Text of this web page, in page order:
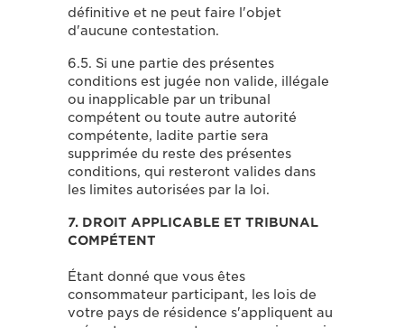
définitive et ne peut faire l'objet
d'aucune contestation.
6.5. Si une partie des présentes
conditions est jugée non valide, illégale
ou inapplicable par un tribunal
compétent ou toute autre autorité
compétente, ladite partie sera
supprimée du reste des présentes
conditions, qui resteront valides dans
les limites autorisées par la loi.
7. DROIT APPLICABLE ET TRIBUNAL
COMPÉTENT
Étant donné que vous êtes
consommateur participant, les lois de
votre pays de résidence s'appliquent au